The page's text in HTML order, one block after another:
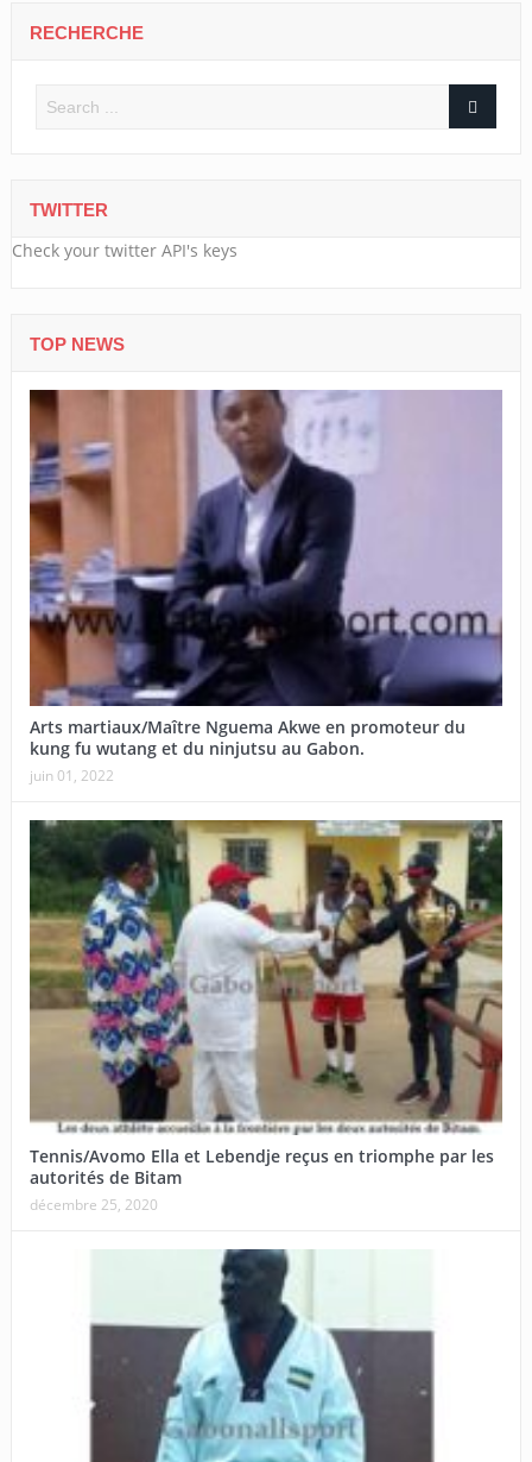
RECHERCHE
TWITTER
Check your twitter API's keys
TOP NEWS
Arts martiaux/Maître Nguema Akwe en promoteur du
kung fu wutang et du ninjutsu au Gabon.
juin 01, 2022
Tennis/Avomo Ella et Lebendje reçus en triomphe par les
autorités de Bitam
décembre 25, 2020